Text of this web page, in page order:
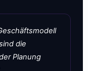
die
Planung